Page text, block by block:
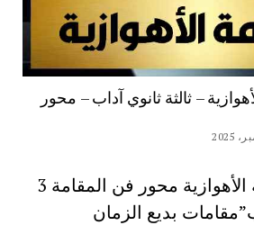
– ثالثة ثانوي آداب – محور
شرح نص المقامة الأهوازية محور فن المقامة 3
بديع الزمان